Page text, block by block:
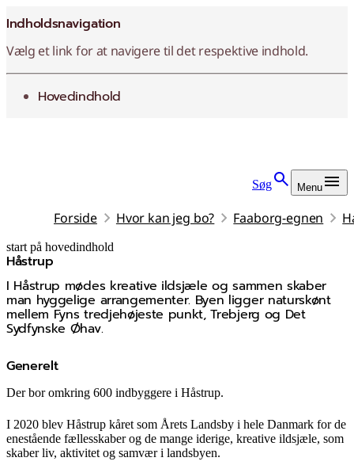
Indholdsnavigation
Vælg et link for at navigere til det respektive indhold.
gå til
Hovedindhold
Søg Menu
Forside Hvor kan jeg bo? Faaborg-egnen
start på hovedindhold
Håstrup
I Håstrup mødes kreative ildsjæle og sammen skaber
man hyggelige arrangementer. Byen ligger naturskønt
mellem Fyns tredjehøjeste punkt, Trebjerg og Det
Sydfynske Øhav.
senest opdateret 21. januar 2026
Generelt
Der bor omkring 600 indbyggere i Håstrup.
I 2020 blev Håstrup kåret som Årets Landsby i hele Danmark for de
enestående fællesskaber og de mange iderige, kreative ildsjæle, som
skaber liv, aktivitet og samvær i landsbyen.